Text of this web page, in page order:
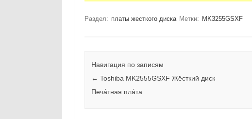
Раздел: платы жесткого диска Метки: MK3255GSXF
Навигация по записям
← Toshiba MK2555GSXF Жёсткий диск
Печа́тная пла́та